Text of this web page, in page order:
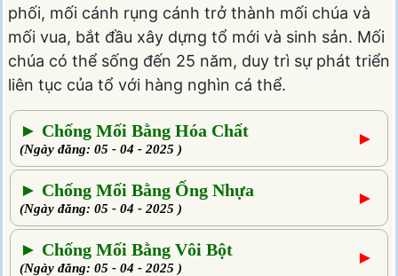
phối, mối cánh rụng cánh trở thành mối chúa và
mối vua, bắt đầu xây dựng tổ mới và sinh sản. Mối
chúa có thể sống đến 25 năm, duy trì sự phát triển
liên tục của tổ với hàng nghìn cá thể.
► Chống Mối Bằng Hóa Chất
(Ngày đăng: 05 - 04 - 2025 )
►
► Chống Mối Bằng Ống Nhựa
(Ngày đăng: 05 - 04 - 2025 )
►
► Chống Mối Bằng Vôi Bột
(Ngày đăng: 05 - 04 - 2025 )
►